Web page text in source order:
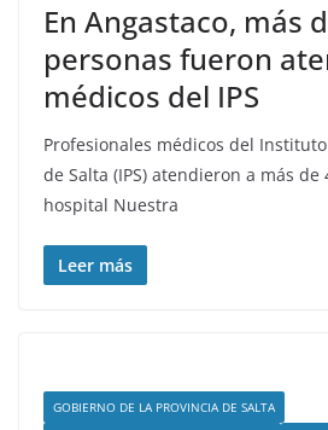
En Angastaco, más
personas fueron
médicos del IPS
Profesionales médicos del
de Salta (IPS) atendieron a más de
hospital Nuestra
Leer más
GOBIERNO DE LA PROVINCIA DE SALTA